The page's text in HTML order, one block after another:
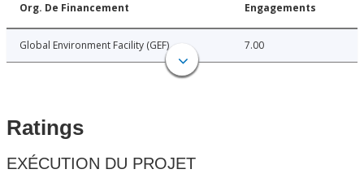
Org. De Financement Engagements
Global Environment Facility (GEF) 7.00
Ratings
EXÉCUTION DU PROJET